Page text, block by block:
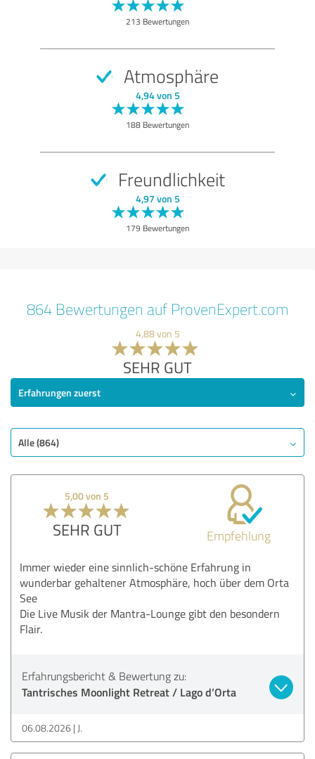
213 Bewertungen
Atmosphäre
4,94 von 5
188 Bewertungen
Freundlichkeit
4,97 von 5
179 Bewertungen
864 Bewertungen auf ProvenExpert.com
4,88 von 5
SEHR GUT
Erfahrungen zuerst
Alle (864)
5,00 von 5
SEHR GUT Empfehlung
Immer wieder eine sinnlich-schöne Erfahrung in
wunderbar gehaltener Atmosphäre, hoch über dem Orta
See
Die Live Musik der Mantra-Lounge gibt den besondern
Flair.
Erfahrungsbericht & Bewertung zu:
Tantrisches Moonlight Retreat / Lago d’Orta
06.08.2026 J.